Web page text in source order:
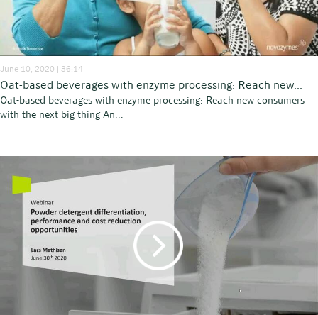
June 10, 2020 | 36:14
Oat-based beverages with enzyme processing: Reach new...
Oat-based beverages with enzyme processing: Reach new consumers
with the next big thing An...